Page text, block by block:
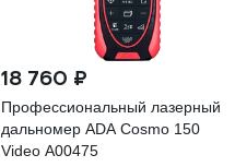
18 760 ₽
Профессиональный лазерный
дальномер ADA Cosmo 150
Video А00475